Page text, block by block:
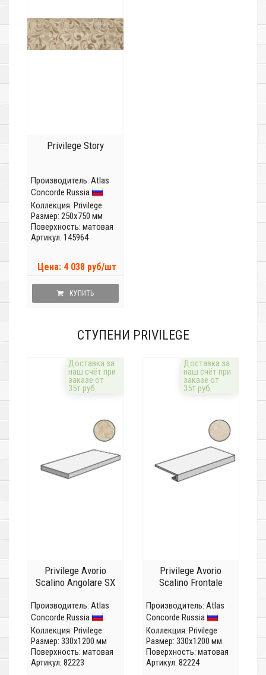
Privilege Story
Производитель: Atlas
Concorde Russia
Коллекция: Privilege
Размер: 250x750 мм
Поверхность: матовая
Артикул: 145964
Цена: 4 038 руб/шт
КУПИТЬ
СТУПЕНИ PRIVILEGE
Доставка за
наш счёт при
заказе от
35т.руб
Privilege Avorio
Scalino Angolare SX
Производитель: Atlas
Concorde Russia
Коллекция: Privilege
Размер: 330x1200 мм
Поверхность: матовая
Артикул: 82223
Доставка за
наш счёт при
заказе от
35т.руб
Privilege Avorio
Scalino Frontale
Производитель: Atlas
Concorde Russia
Коллекция: Privilege
Размер: 330x1200 мм
Поверхность: матовая
Артикул: 82224